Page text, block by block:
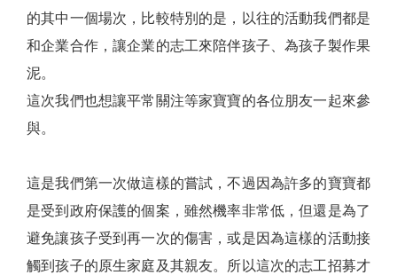
的其中一個場次，比較特別的是，以往的活動我們都是
和企業合作，讓企業的志工來陪伴孩子、為孩子製作果
泥。
這次我們也想讓平常關注等家寶寶的各位朋友一起來參
與。
這是我們第一次做這樣的嘗試，不過因為許多的寶寶都
是受到政府保護的個案，雖然機率非常低，但還是為了
避免讓孩子受到再一次的傷害，或是因為這樣的活動接
觸到孩子的原生家庭及其親友。所以這次的志工招募才